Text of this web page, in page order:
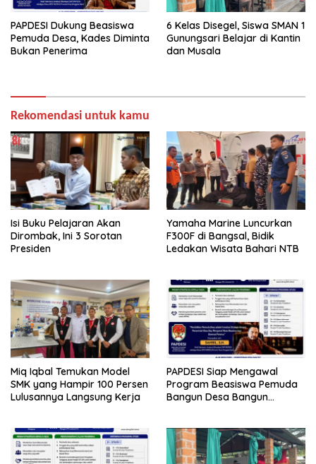
PAPDESI Dukung Beasiswa
Pemuda Desa, Kades Diminta
Bukan Penerima
6 Kelas Disegel, Siswa SMAN 1
Gunungsari Belajar di Kantin
dan Musala
Rekomendasi untuk kamu
Isi Buku Pelajaran Akan
Dirombak, Ini 3 Sorotan
Presiden
Yamaha Marine Luncurkan
F300F di Bangsal, Bidik
Ledakan Wisata Bahari NTB
Miq Iqbal Temukan Model
SMK yang Hampir 100 Persen
Lulusannya Langsung Kerja
PAPDESI Siap Mengawal
Program Beasiswa Pemuda
Bangun Desa Bangun
Desa Menuju Indonesia Emas
2045